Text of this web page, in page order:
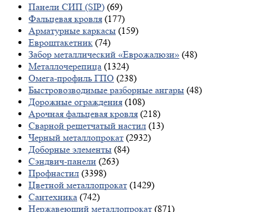
Панели СИП (SIP) (69)
Фальцевая кровля (177)
Арматурные каркасы (159)
Евроштакетник (74)
Забор металлический «Еврожалюзи» (48)
Металлочерепица (1324)
Омега-профиль ГПО (238)
Быстровозводимые разборные ангары (48)
Дорожные ограждения (108)
Арочная фальцевая кровля (218)
Сварной решетчатый настил (13)
Черный металлопрокат (2932)
Доборные элементы (84)
Сэндвич-панели (263)
Профнастил (3398)
Цветной металлопрокат (1429)
Сантехника (742)
Нержавеющий металлопрокат (871)